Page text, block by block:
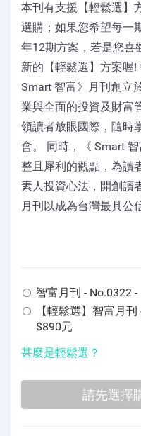
本刊有支援【輕鬆選】
選購；如果您希望每一
年12期方案，若是您喜
新的【輕鬆選】方案
Smart 智富》月刊創立
業與全面的投資及財富
領讀者放眼國際，隨時
會。 同時，《 Smart
整且犀利的觀點，為讀
素人投資心法，開創讀
月刊以成為台灣最具公
智富月刊 - No.0322 -
【輕鬆選】智富月
$890元
甚麼是輕鬆選？